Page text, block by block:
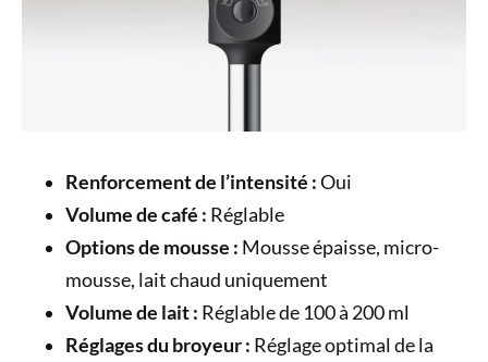
Renforcement de l’intensité :Oui
Volume de café : Réglable
Options de mousse : Mousse épaisse, micro-
mousse, lait chaud uniquement
Volume de lait : Réglable de 100 à 200 ml
Réglages du broyeur : Réglage optimal de la